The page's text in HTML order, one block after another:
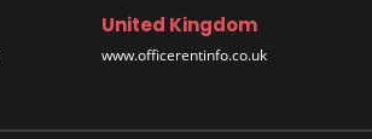
United Kingdom
www.officerentinfo.co.uk